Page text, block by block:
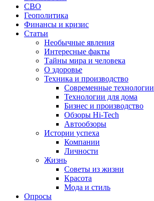
СВО
Геополитика
Финансы и кризис
Статьи
Необычные явления
Интересные факты
Тайны мира и человека
О здоровье
Техника и производство
Современные технологии
Технологии для дома
Бизнес и производство
Обзоры Hi-Tech
Автообзоры
Истории успеха
Компании
Личности
Жизнь
Советы из жизни
Красота
Мода и стиль
Опросы